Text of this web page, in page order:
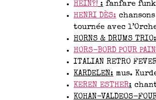
HEIN?!: fanfare
HENRI DÈS:
tournée avec
HORNS & DRUMS TRIO:
HORS-BORD POUR
ITALIAN RETRO
KARDELEN: mus.
KEREN ESTHER:
KOHAN-VALDEOS-